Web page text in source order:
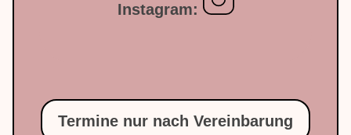
Instagram:
Termine nur nach Vereinbarung